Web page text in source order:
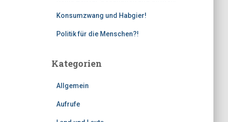
Konsumzwang und Habgier!
Politik für die Menschen?!
Kategorien
Allgemein
Aufrufe